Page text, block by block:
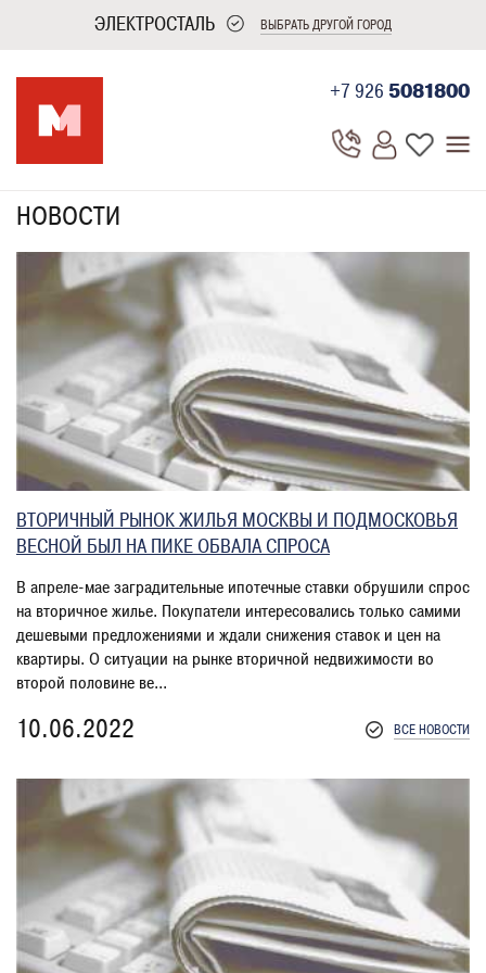
ЭЛЕКТРОСТАЛЬ ВЫБРАТЬ ДРУГОЙ ГОРОД
+7 926 5081800
НОВОСТИ
ВТОРИЧНЫЙ РЫНОК ЖИЛЬЯ МОСКВЫ И ПОДМОСКОВЬЯ
ВЕСНОЙ БЫЛ НА ПИКЕ ОБВАЛА СПРОСА
В апреле-мае заградительные ипотечные ставки обрушили спрос
на вторичное жилье. Покупатели интересовались только самими
дешевыми предложениями и ждали снижения ставок и цен на
квартиры. О ситуации на рынке вторичной недвижимости во
второй половине ве...
10.06.2022 ВСЕ НОВОСТИ